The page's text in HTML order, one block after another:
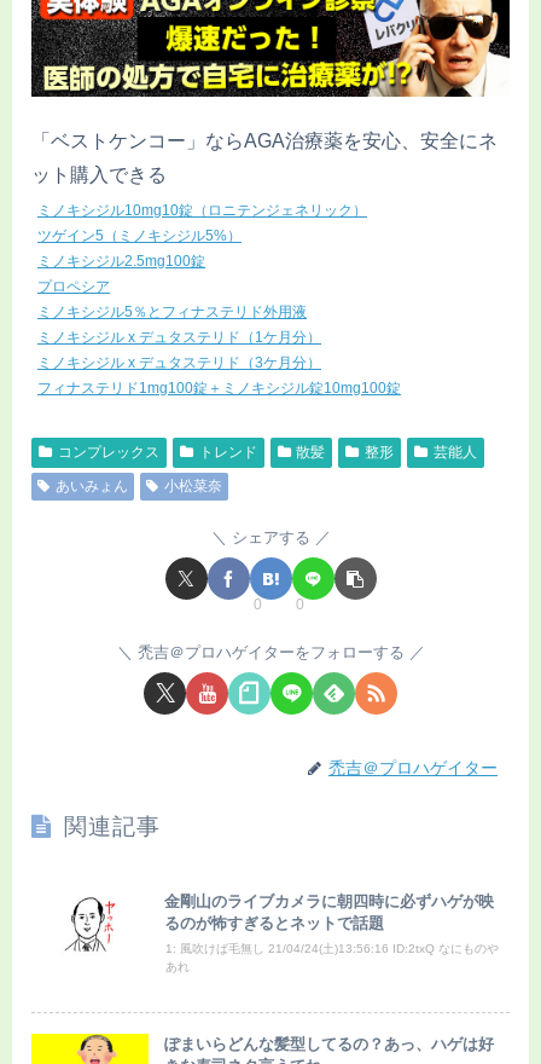
「ベストケンコー」ならAGA治療薬を安心、安全にネ
ット購入できる
ミノキシジル10mg10錠（ロニテンジェネリック）
ツゲイン5（ミノキシジル5%）
ミノキシジル2.5mg100錠
プロペシア
ミノキシジル5％とフィナステリド外用液
ミノキシジル x デュタステリド（1ケ月分）
ミノキシジル x デュタステリド（3ケ月分）
フィナステリド1mg100錠＋ミノキシジル錠10mg100錠
コンプレックス トレンド 散髪 整形
芸能人
あいみょん
小松菜奈
シェアする
0 0
禿吉＠プロハゲイターをフォローする
禿吉＠プロハゲイター
関連記事
金剛山のライブカメラに朝四時に必ずハゲが映
るのが怖すぎるとネットで話題
1: 風吹けば毛無し 21/04/24(土)13:56:16 ID:2txQ なにものや
あれ
ぽまいらどんな髪型してるの？あっ、ハゲは好